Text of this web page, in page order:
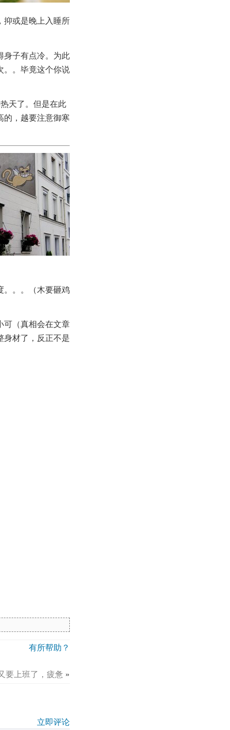
抑或是晚上入睡所
身子有点冷。为此
。。毕竟这个你说
天了。但是在此
的，越要注意御寒
。。。（木要砸鸡
可（真相会在文章
身材了，反正不是
有所帮助？
要上班了，疲惫 »
立即评论